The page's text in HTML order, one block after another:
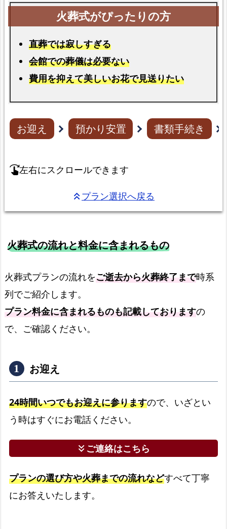
直葬では寂しすぎる
会館での葬儀は必要ない
費用を抑えて美しいお花で見送りたい
お迎え 預かり安置 書類手続き
swipe_right左右にスクロールできます
keyboard_double_arrow_upプラン選択へ戻る
火葬式の流れと料金に含まれるもの
火葬式プランの流れをご逝去から火葬終了まで時系
列でご紹介します。
プラン料金に含まれるものも記載しておりますの
で、ご確認ください。
お迎え
24時間いつでもお迎えに参りますので、いざとい
う時はすぐにお電話ください。
keyboard_double_arrow_downご連絡はこちら
プランの選び方や火葬までの流れなどすべて丁寧
にお答えいたします。